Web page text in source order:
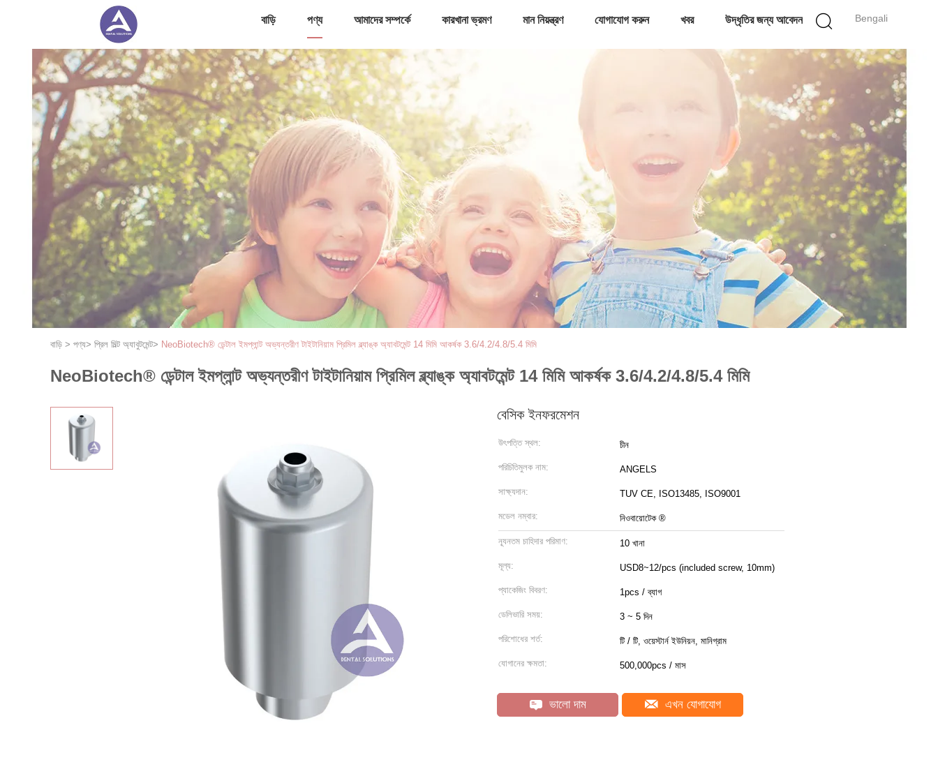
Bengali
বাড়ি পণ্য আমাদের সম্পর্কে কারখানা ভ্রমণ মান নিয়ন্ত্রণ যোগাযোগ করুন খবর উদ্ধৃতির জন্য আবেদন
বাড়ি > পণ্য> প্রিল মিল্ট অ্যাবুটমেন্ট> NeoBiotech® ডেন্টাল ইমপ্লান্ট অভ্যন্তরীণ টাইটানিয়াম প্রিমিল ব্ল্যাঙ্ক অ্যাবটমেন্ট 14 মিমি আকর্ষক 3.6/4.2/4.8/5.4 মিমি
NeoBiotech® ডেন্টাল ইমপ্লান্ট অভ্যন্তরীণ টাইটানিয়াম প্রিমিল ব্ল্যাঙ্ক অ্যাবটমেন্ট 14 মিমি আকর্ষক 3.6/4.2/4.8/5.4 মিমি
বেসিক ইনফরমেশন
উৎপত্তি স্থল: চীন
পরিচিতিমুলক নাম: ANGELS
সাক্ষ্যদান: TUV CE, ISO13485, ISO9001
মডেল নম্বার: নিওবায়োটেক ®
ন্যূনতম চাহিদার পরিমাণ: 10 খানা
মূল্য: USD8~12/pcs (included screw, 10mm)
প্যাকেজিং বিবরণ: 1pcs / ব্যাগ
ডেলিভারি সময়: 3 ~ 5 দিন
পরিশোধের শর্ত: টি / টি, ওয়েস্টার্ন ইউনিয়ন, মানিগ্রাম
যোগানের ক্ষমতা: 500,000pcs / মাস
ভালো দাম এখন যোগাযোগ